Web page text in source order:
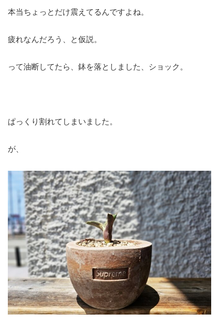
本当ちょっとだけ震えてるんですよね。
疲れなんだろう、と仮説。
って油断してたら、鉢を落としました、ショック。
ぱっくり割れてしまいました。
が、